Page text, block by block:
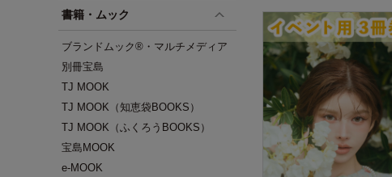
書籍・ムック
ブランドムック®・マルチメディア
別冊宝島
TJ MOOK
TJ MOOK（知恵袋BOOKS）
TJ MOOK（ふくろうBOOKS）
宝島MOOK
e-MOOK